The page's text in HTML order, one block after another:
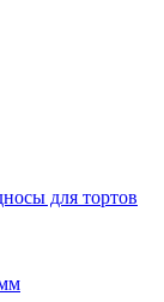
для тортов